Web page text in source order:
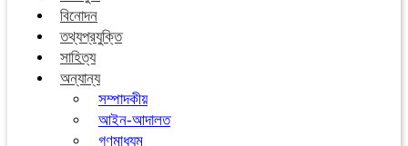
বিনোদন
তথ্যপ্রযুক্তি
সাহিত্য
অন্যান্য
সম্পাদকীয়
আইন-আদালত
গণমাধ্যম